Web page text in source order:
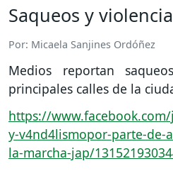
Saqueos y violencia
Por: Micaela Sanjines Ordóñez
Medios reportan
principales calles de la
https://
y-v4nd4lismopor-parte-de-
la-marcha-jap/